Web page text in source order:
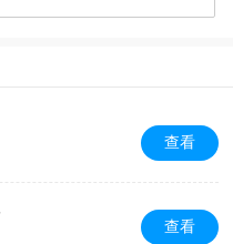
查看
查看